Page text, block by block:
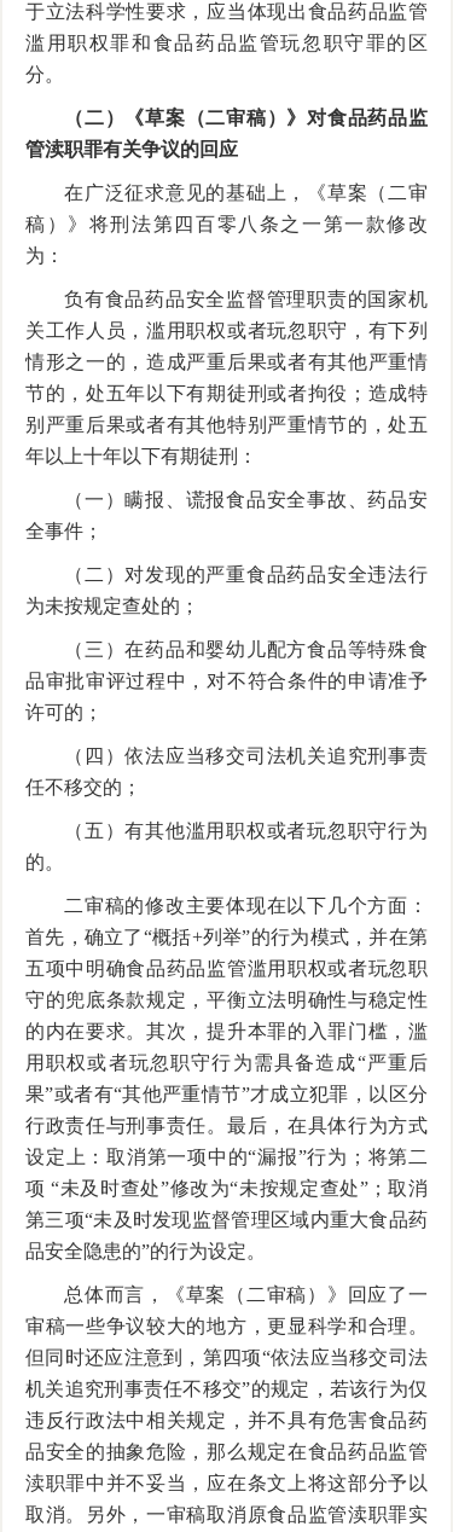
于立法科学性要求，应当体现出食品药品监管
滥用职权罪和食品药品监管玩忽职守罪的区
分。
（二）《草案（二审稿）》对食品药品监
管渎职罪有关争议的回应
在广泛征求意见的基础上，《草案（二审
稿）》将刑法第四百零八条之一第一款修改
为：
负有食品药品安全监督管理职责的国家机
关工作人员，滥用职权或者玩忽职守，有下列
情形之一的，造成严重后果或者有其他严重情
节的，处五年以下有期徒刑或者拘役；造成特
别严重后果或者有其他特别严重情节的，处五
年以上十年以下有期徒刑：
（一）瞒报、谎报食品安全事故、药品安
全事件；
（二）对发现的严重食品药品安全违法行
为未按规定查处的；
（三）在药品和婴幼儿配方食品等特殊食
品审批审评过程中，对不符合条件的申请准予
许可的；
（四）依法应当移交司法机关追究刑事责
任不移交的；
（五）有其他滥用职权或者玩忽职守行为
的。
二审稿的修改主要体现在以下几个方面：
首先，确立了“概括+列举”的行为模式，并在第
五项中明确食品药品监管滥用职权或者玩忽职
守的兜底条款规定，平衡立法明确性与稳定性
的内在要求。其次，提升本罪的入罪门槛，滥
用职权或者玩忽职守行为需具备造成“严重后
果”或者有“其他严重情节”才成立犯罪，以区分
行政责任与刑事责任。最后，在具体行为方式
设定上：取消第一项中的“漏报”行为；将第二
项 “未及时查处”修改为“未按规定查处”；取消
第三项“未及时发现监督管理区域内重大食品药
品安全隐患的”的行为设定。
总体而言，《草案（二审稿）》回应了一
审稿一些争议较大的地方，更显科学和合理。
但同时还应注意到，第四项“依法应当移交司法
机关追究刑事责任不移交”的规定，若该行为仅
违反行政法中相关规定，并不具有危害食品药
品安全的抽象危险，那么规定在食品药品监管
渎职罪中并不妥当，应在条文上将这部分予以
取消。另外，一审稿取消原食品监管渎职罪实